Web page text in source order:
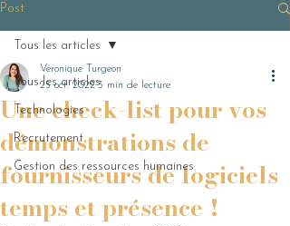
Post
Tous les articles
Technologies
Recrutement
Gestion des ressources humaines
Tous les articles
Une check-list pour vos
démonstrations de
fournisseurs de logiciels
temps et présence !
Véronique Turgeon
25 oct. 20223 min de lecture